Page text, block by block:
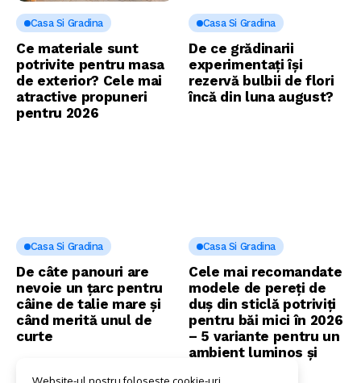
Casa Si Gradina
Ce materiale sunt
potrivite pentru masa
de exterior? Cele mai
atractive propuneri
pentru 2026
Casa Si Gradina
De ce grădinarii
experimentați își
rezervă bulbii de flori
încă din luna august?
Casa Si Gradina
De câte panouri are
nevoie un țarc pentru
câine de talie mare și
când merită unul de
curte
Casa Si Gradina
Cele mai recomandate
modele de pereți de
duș din sticlă potriviți
pentru băi mici în 2026
– 5 variante pentru un
ambient luminos și